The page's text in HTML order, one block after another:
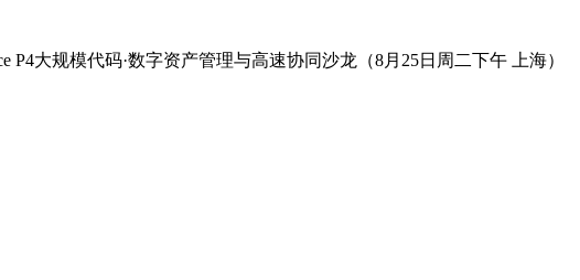
P4大规模代码·数字资产管理与高速协同沙龙（8月25日周二下午 上海）